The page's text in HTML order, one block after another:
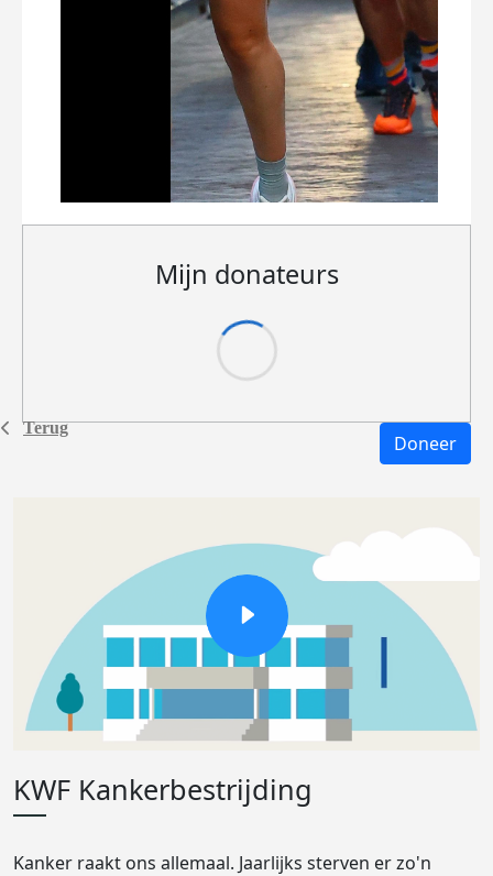
Terug
Mijn donateurs
Doneer
KWF Kankerbestrijding
Kanker raakt ons allemaal. Jaarlijks sterven er zo'n